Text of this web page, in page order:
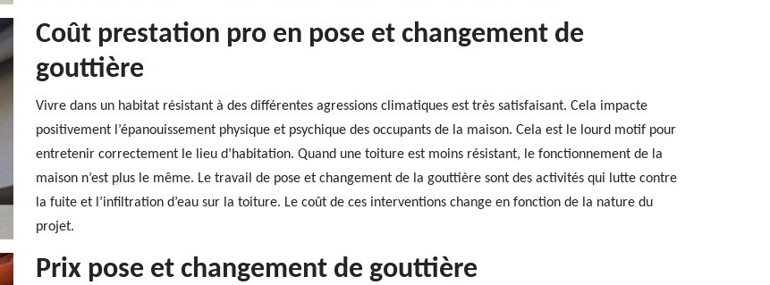
Coût prestation pro en pose et changement de
gouttière
Vivre dans un habitat résistant à des différentes agressions climatiques est très satisfaisant. Cela impacte
positivement l’épanouissement physique et psychique des occupants de la maison. Cela est le lourd motif pour
entretenir correctement le lieu d’habitation. Quand une toiture est moins résistant, le fonctionnement de la
maison n’est plus le même. Le travail de pose et changement de la gouttière sont des activités qui lutte contre
la fuite et l’infiltration d’eau sur la toiture. Le coût de ces interventions change en fonction de la nature du
projet.
Prix pose et changement de gouttière